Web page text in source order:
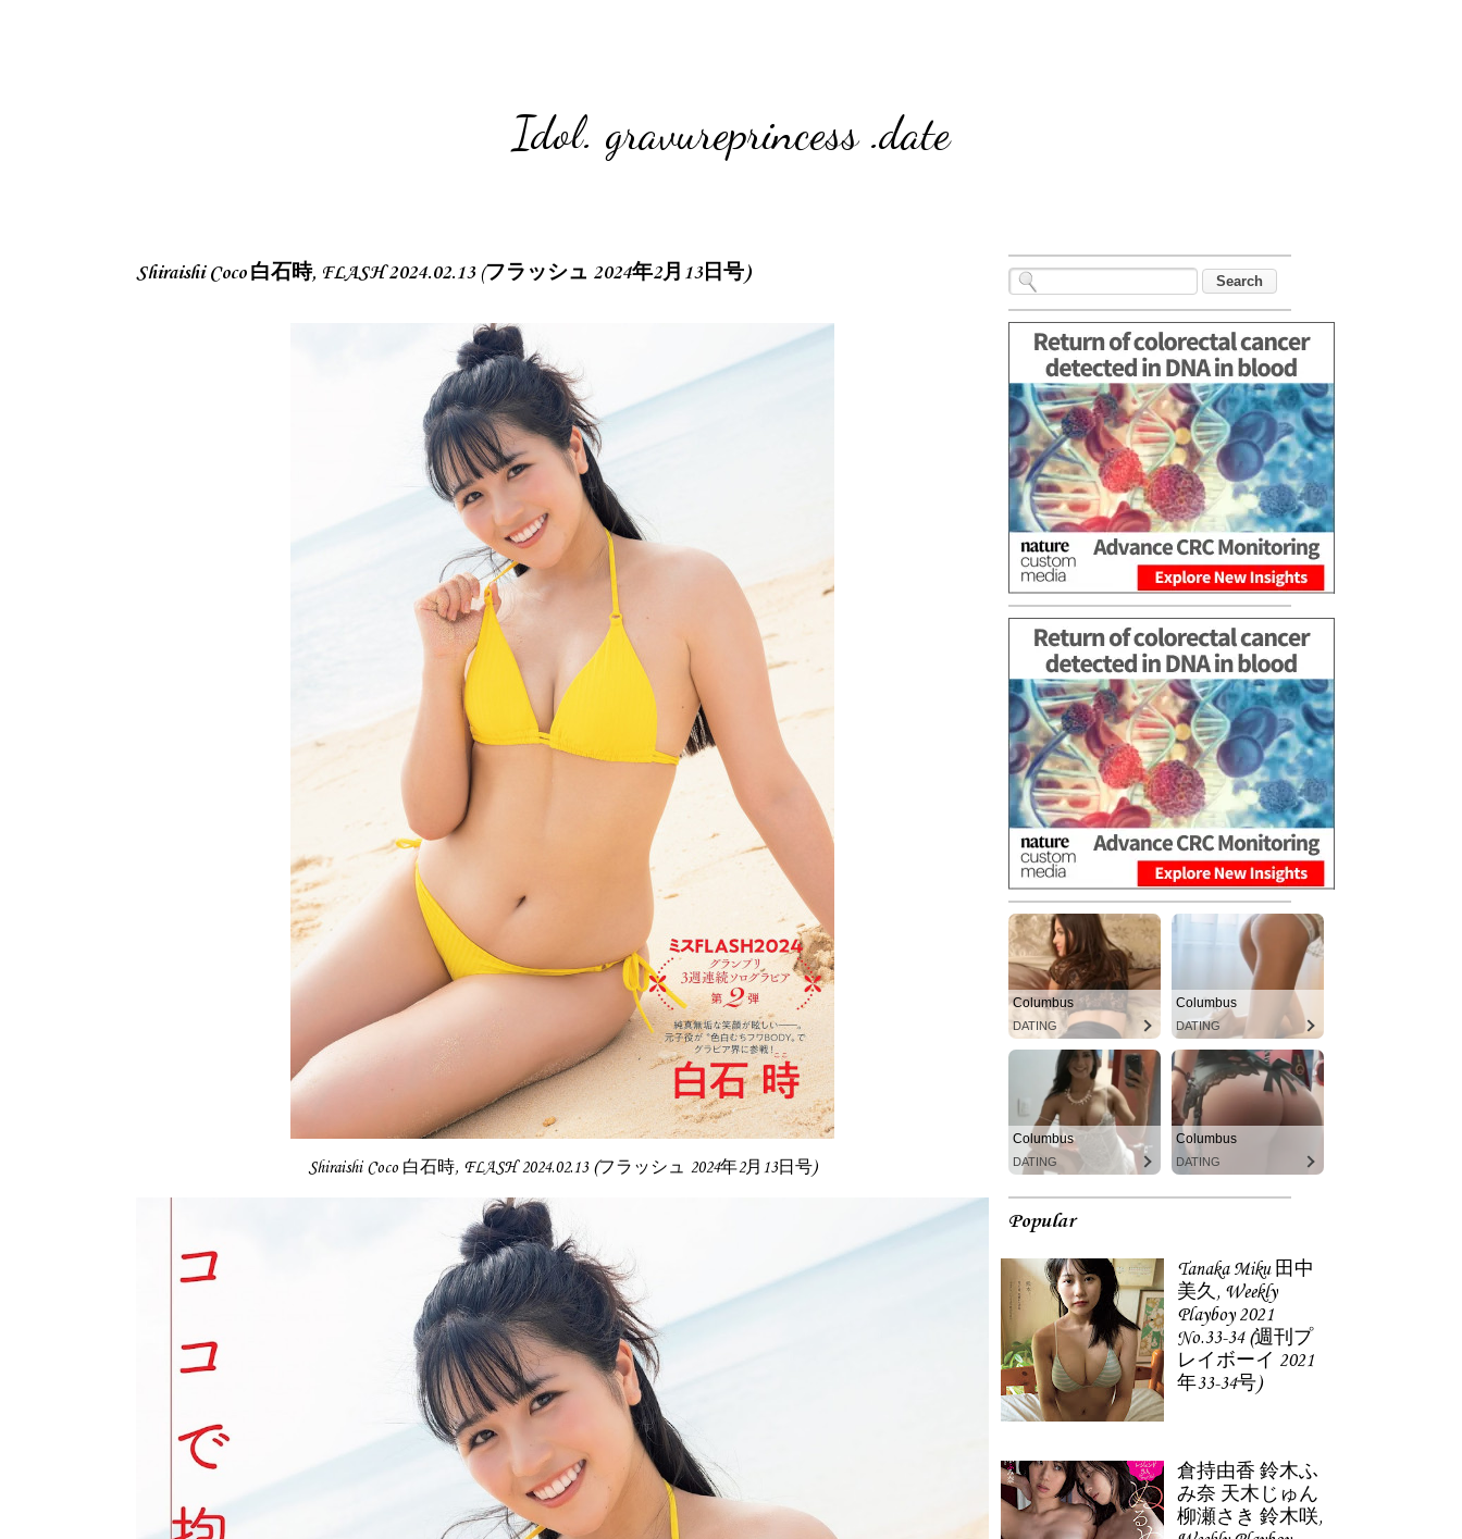
Idol. gravureprincess .date
Shiraishi Coco 白石時, FLASH 2024.02.13 (フラッシュ 2024年2月13日号)
Shiraishi Coco 白石時, FLASH 2024.02.13 (フラッシュ 2024年2月13日号)
Columbus
DATING
Columbus
DATING
Columbus
DATING
Columbus
DATING
Popular
Tanaka Miku 田中
美久, Weekly
Playboy 2021
No.33-34 (週刊プ
レイボーイ 2021
年33-34号)
倉持由香 鈴木ふ
み奈 天木じゅん
柳瀬さき 鈴木咲,